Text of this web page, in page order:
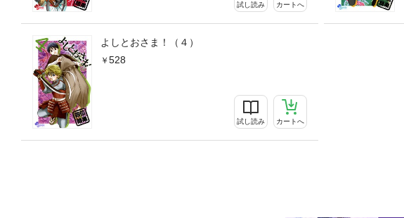
試し読み カートへ
よしとおさま！（４）
528
試し読み カートへ